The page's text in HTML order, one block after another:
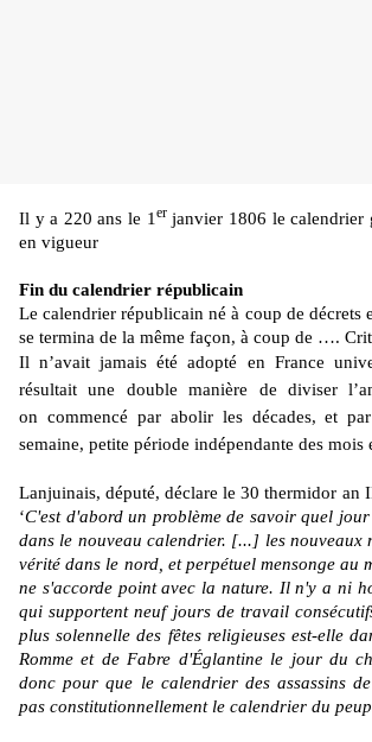
Il y a 220 ans le 1 erjanvier 1806 le calendrier
en vigueur
Fin du calendrier républicain
Le calendrier républicain né à coup de décrets
se termina de la même façon, à coup de ….
Il n’avait jamais été adopté en France
résultait une double manière de diviser
on commencé par abolir les décades, et
semaine, petite période indépendante des mois
Lanjuinais, député, déclare le 30 thermidor
‘C'est d'abord un problème de savoir quel jour
dans le nouveau calendrier. [...] les nouveaux
vérité dans le nord, et perpétuel mensonge au
ne s'accorde point avec la nature. Il n'y a ni
qui supportent neuf jours de travail
plus solennelle des fêtes religieuses est-elle
Romme et de Fabre d'Églantine le jour du
donc pour que le calendrier des assassins
pas constitutionnellement le calendrier du